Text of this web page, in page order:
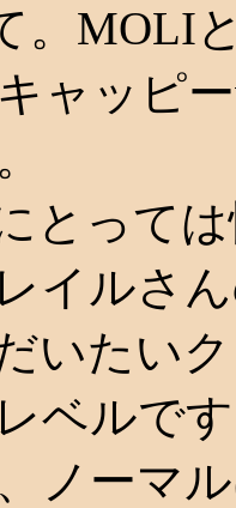
。MOLI
ャッピ
とって
イルさ
いたい
ベルで
ノーマ